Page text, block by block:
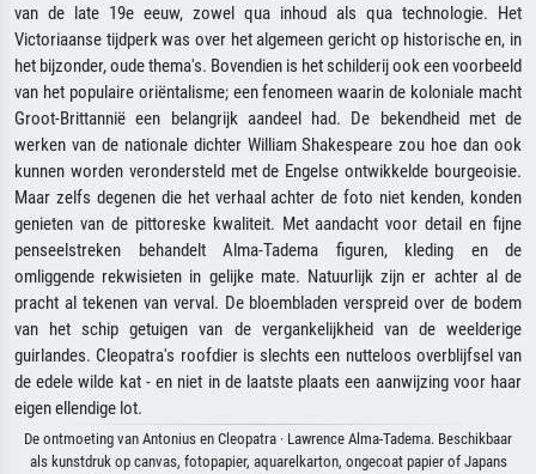
van de late 19e eeuw, zowel qua inhoud als qua technologie. Het
Victoriaanse tijdperk was over het algemeen gericht op historische en, in
het bijzonder, oude thema's. Bovendien is het schilderij ook een voorbeeld
van het populaire oriëntalisme; een fenomeen waarin de koloniale macht
Groot-Brittannië een belangrijk aandeel had. De bekendheid met de
werken van de nationale dichter William Shakespeare zou hoe dan ook
kunnen worden verondersteld met de Engelse ontwikkelde bourgeoisie.
Maar zelfs degenen die het verhaal achter de foto niet kenden, konden
genieten van de pittoreske kwaliteit. Met aandacht voor detail en fijne
penseelstreken behandelt Alma-Tadema figuren, kleding en de
omliggende rekwisieten in gelijke mate. Natuurlijk zijn er achter al de
pracht al tekenen van verval. De bloembladen verspreid over de bodem
van het schip getuigen van de vergankelijkheid van de weelderige
guirlandes. Cleopatra's roofdier is slechts een nutteloos overblijfsel van
de edele wilde kat - en niet in de laatste plaats een aanwijzing voor haar
eigen ellendige lot.
De ontmoeting van Antonius en Cleopatra · Lawrence Alma-Tadema. Beschikbaar
als kunstdruk op canvas, fotopapier, aquarelkarton, ongecoat papier of Japans